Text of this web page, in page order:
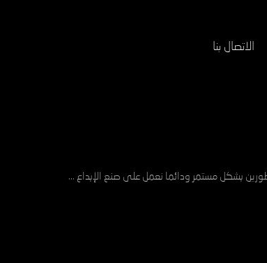
الاتصال بنا
بشكل مستمر ودائما نعمل على صنع الإبداع ...